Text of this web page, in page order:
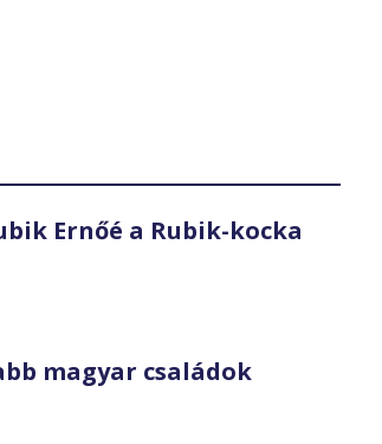
Ernőé a Rubik-kocka
magyar családok